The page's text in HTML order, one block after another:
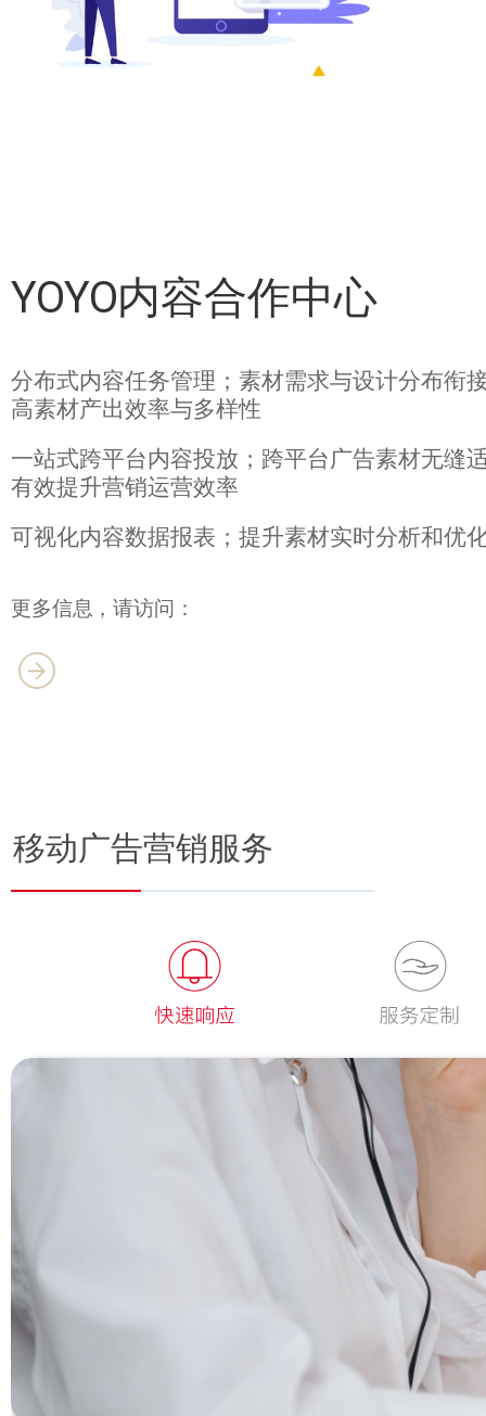
YOYO内容合作中心
分布式内容任务管理；素材需求与设计分布衔
高素材产出效率与多样性
一站式跨平台内容投放；跨平台广告素材无缝
有效提升营销运营效率
可视化内容数据报表；提升素材实时分析和优
更多信息，请访问：
移动广告营销服务